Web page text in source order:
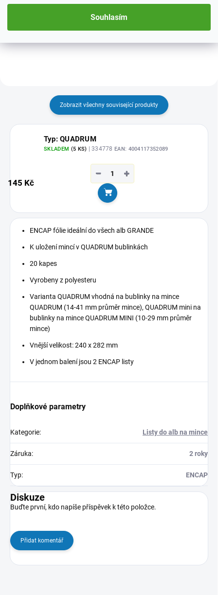
Souhlasím
Zobrazit všechny související produkty
Typ: QUADRUM
SKLADEM (5 KS) | 334778 EAN: 4004117352089
145 Kč
+
−
Do košíku
ENCAP fólie ideální do všech alb GRANDE
K uložení mincí v QUADRUM bublinkách
20 kapes
Vyrobeny z polyesteru
Varianta QUADRUM vhodná na bublinky na mince
QUADRUM (14-41 mm průměr mince), QUADRUM mini na
bublinky na mince QUADRUM MINI (10-29 mm průměr
mince)
Vnější velikost: 240 x 282 mm
V jednom balení jsou 2 ENCAP listy
Doplňkové parametry
Kategorie: Listy do alb na mince
Záruka: 2 roky
Typ: ENCAP
Diskuze
Buďte první, kdo napíše příspěvek k této položce.
Přidat komentář